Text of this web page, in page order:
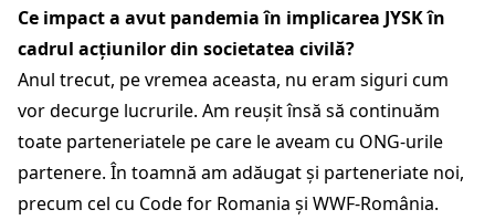
Ce impact a avut pandemia în implicarea JYSK în
cadrul acțiunilor din societatea civilă?
Anul trecut, pe vremea aceasta, nu eram siguri cum
vor decurge lucrurile. Am reușit însă să continuăm
toate parteneriatele pe care le aveam cu ONG-urile
partenere. În toamnă am adăugat și parteneriate noi,
precum cel cu Code for Romania și WWF-România.